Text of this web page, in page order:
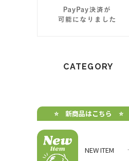
CATEGORY
⭐️ 新商品はこちら ⭐️
NEW ITEM